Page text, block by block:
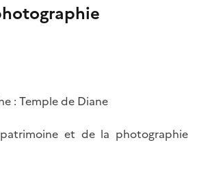
: Temple de Diane
et de la photographie